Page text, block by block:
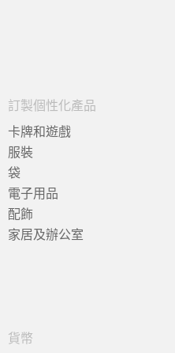
訂製個性化產品
卡牌和遊戲
服裝
袋
電子用品
配飾
家居及辦公室
貨幣